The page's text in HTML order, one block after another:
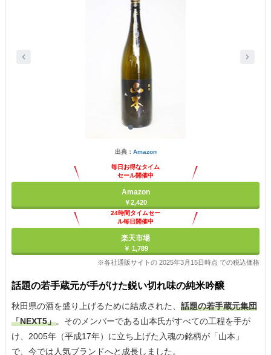
出典： Amazon
毎日お得なタイム
セール開催中
Amazon
￥2,420
24時間タイムセー
ル毎日開催中
楽天市場
￥ 1,789
※各社通販サイトの 2025年3月15日時点 での税込価格
話題の若手蔵元が手がけた鋭い切れ味の純米吟醸
秋田県の酒を盛り上げるために結成された、 話題の若手蔵元集団
「NEXT5」。そのメンバーである山本氏がすべての工程を手が
け、2005年（平成17年）に立ち上げた入魂の銘柄が「山本」
で、今では人気ブランドへと成長しました。